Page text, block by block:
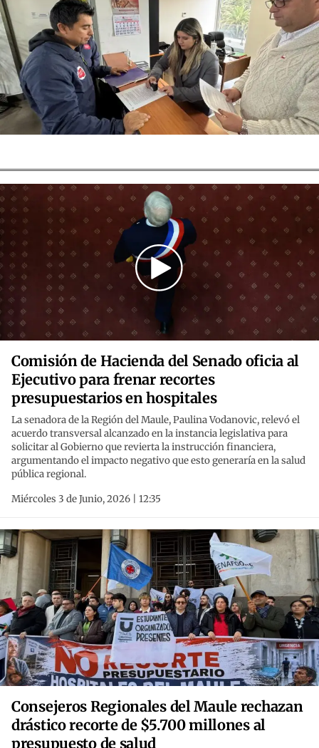
Comisión de Hacienda del Senado oficia al
Ejecutivo para frenar recortes
presupuestarios en hospitales
La senadora de la Región del Maule, Paulina Vodanovic, relevó el
acuerdo transversal alcanzado en la instancia legislativa para
solicitar al Gobierno que revierta la instrucción financiera,
argumentando el impacto negativo que esto generaría en la salud
pública regional.
Miércoles 3 de Junio, 2026 | 12:35
Consejeros Regionales del Maule rechazan
drástico recorte de $5.700 millones al
presupuesto de salud